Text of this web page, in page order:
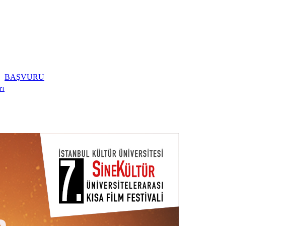
BAŞVURU